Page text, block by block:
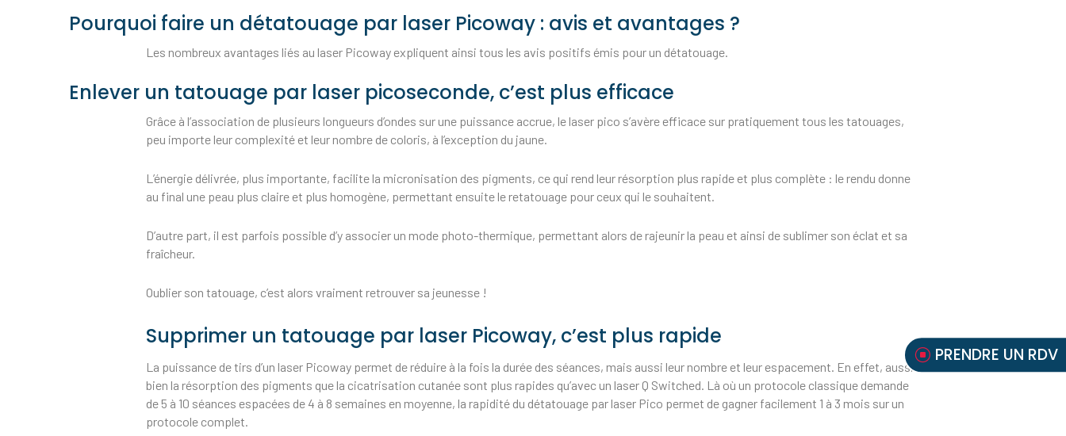
PRENDRE UN RDV
Pourquoi faire un détatouage par laser Picoway : avis et avantages ?
Les nombreux avantages liés au laser Picoway expliquent ainsi tous les avis positifs émis pour un détatouage.
Enlever un tatouage par laser picoseconde, c’est plus efficace
Grâce à l’association de plusieurs longueurs d’ondes sur une puissance accrue, le laser pico s’avère efficace sur pratiquement tous les tatouages,
peu importe leur complexité et leur nombre de coloris, à l’exception du jaune.
L’énergie délivrée, plus importante, facilite la micronisation des pigments, ce qui rend leur résorption plus rapide et plus complète : le rendu donne
au final une peau plus claire et plus homogène, permettant ensuite le retatouage pour ceux qui le souhaitent.
D’autre part, il est parfois possible d’y associer un mode photo-thermique, permettant alors de rajeunir la peau et ainsi de sublimer son éclat et sa
fraîcheur.
Oublier son tatouage, c’est alors vraiment retrouver sa jeunesse !
Supprimer un tatouage par laser Picoway, c’est plus rapide
La puissance de tirs d’un laser Picoway permet de réduire à la fois la durée des séances, mais aussi leur nombre et leur espacement. En effet, aussi
bien la résorption des pigments que la cicatrisation cutanée sont plus rapides qu’avec un laser Q Switched. Là où un protocole classique demande
de 5 à 10 séances espacées de 4 à 8 semaines en moyenne, la rapidité du détatouage par laser Pico permet de gagner facilement 1 à 3 mois sur un
protocole complet.